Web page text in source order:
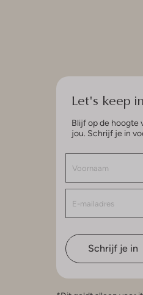
Let's keep
Blijf op de hoogte
jou. Schrijf je in
Schrijf je in